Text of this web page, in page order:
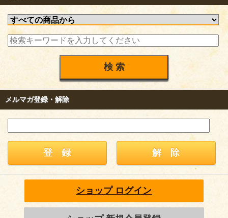
メルマガ登録・解除
ショップ ログイン